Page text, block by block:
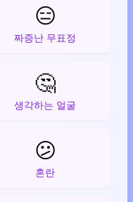
😑
짜증난 무표정
🤔
생각하는 얼굴
😕
혼란